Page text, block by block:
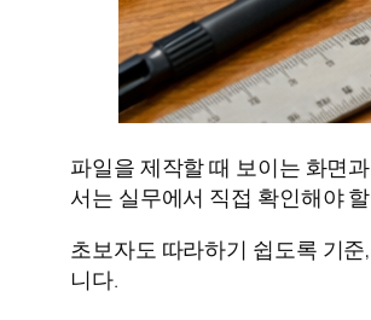
파일을 제작할 때 보이는 화면
서는 실무에서 직접 확인해야
초보자도 따라하기 쉽도록 기
니다.